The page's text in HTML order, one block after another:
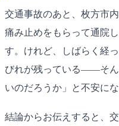
交通事故のあと、枚方市
痛み止めをもらって通院
す。けれど、しばらく経
びれが残っている——そん
いのだろうか」と不安にな
結論からお伝えすると、